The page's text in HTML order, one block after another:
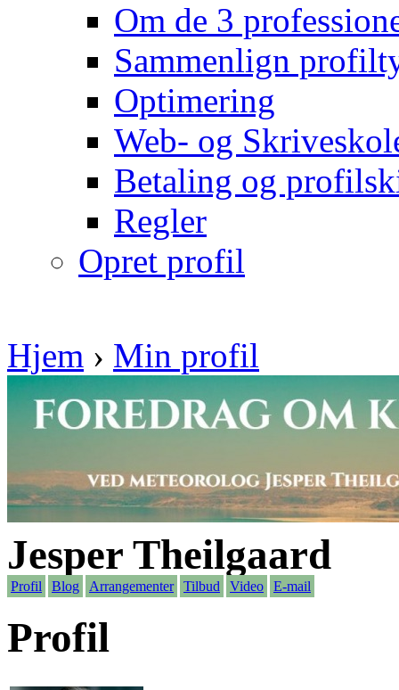
Om de 3
Sammenlign
Optimering
Web- og
Betaling og
Regler
Opret profil
Hjem › Min profil
Jesper Theilgaard
Profil Blog Arrangementer Tilbud Video E-mail
Profil